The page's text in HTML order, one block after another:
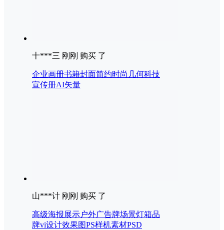
十***三 刚刚 购买 了
企业画册书籍封面简约时尚几何科技
宣传册AI矢量
山***计 刚刚 购买 了
高级海报展示户外广告牌场景灯箱品
牌vi设计效果图PS样机素材PSD